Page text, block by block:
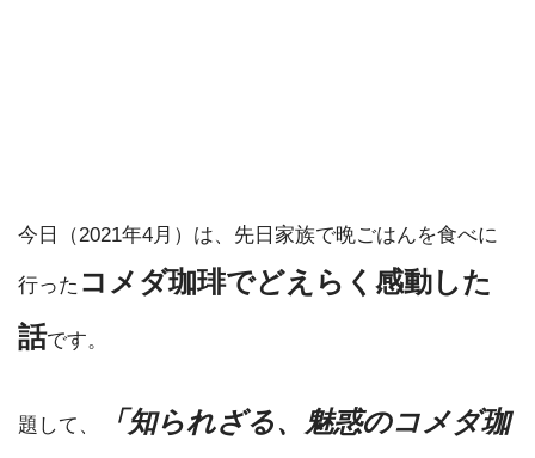
今日（2021年4月）は、先日家族で晩ごはんを食べに
行った コメダ珈琲でどえらく感動した
話です。
題して、 「 知られざる、魅惑のコメダ珈